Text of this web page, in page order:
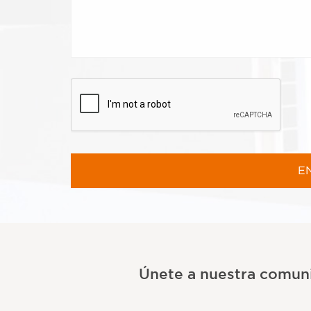
Únete a nuestra